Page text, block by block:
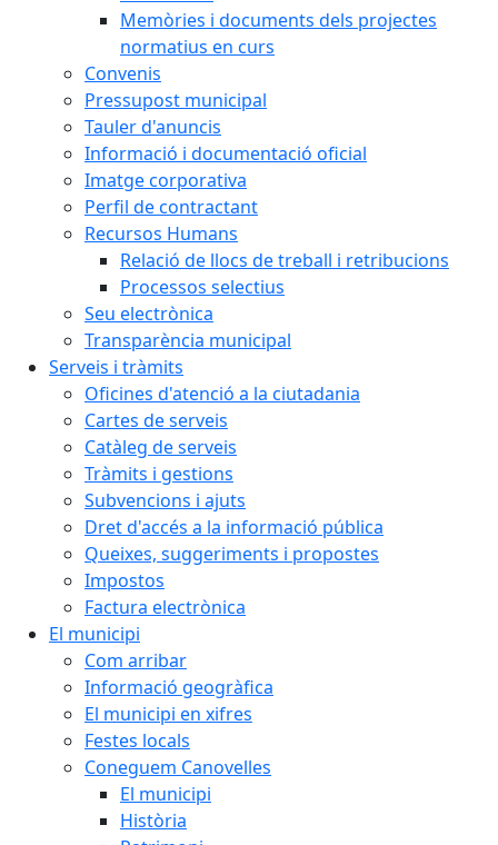
Memòries i documents dels projectes
normatius en curs
Convenis
Pressupost municipal
Tauler d'anuncis
Informació i documentació oficial
Imatge corporativa
Perfil de contractant
Recursos Humans
Relació de llocs de treball i retribucions
Processos selectius
Seu electrònica
Transparència municipal
Serveis i tràmits
Oficines d'atenció a la ciutadania
Cartes de serveis
Catàleg de serveis
Tràmits i gestions
Subvencions i ajuts
Dret d'accés a la informació pública
Queixes, suggeriments i propostes
Impostos
Factura electrònica
El municipi
Com arribar
Informació geogràfica
El municipi en xifres
Festes locals
Coneguem Canovelles
El municipi
Història